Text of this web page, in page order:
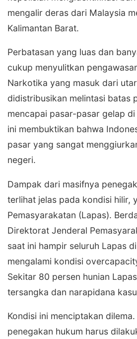
mengalir deras dari Malaysia
Kalimantan Barat.
​Perbatasan yang luas dan
cukup menyulitkan
Narkotika yang masuk dari
didistribusikan melintasi batas
mencapai pasar-pasar gelap di
ini membuktikan bahwa
pasar yang sangat
negeri.
​​Dampak dari masifnya
terlihat jelas pada kondisi hilir,
Pemasyarakatan (Lapas).
Direktorat Jenderal
saat ini hampir seluruh Lapas
mengalami kondisi
Sekitar 80 persen hunian
tersangka dan narapidana
​Kondisi ini menciptakan
penegakan hukum harus